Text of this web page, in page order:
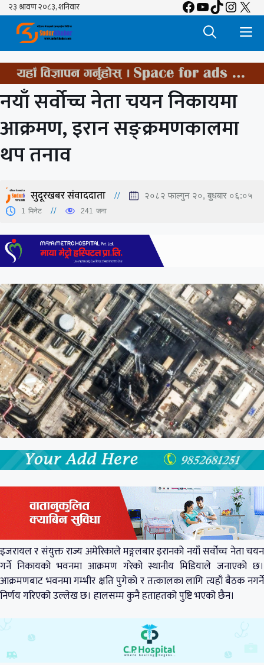
Skip
content
Facebook
YouTube
TikTok
X
नयाँ सर्वोच्च नेता चयन निकायमा
आक्रमण, इरान सङ्क्रमणकालमा
थप तनाव
सुदूरखबर संवाददाता २०८२ फाल्गुन २०, बुधबार ०६:०५
1 मिनेट 241 जना
इजरायल र संयुक्त राज्य अमेरिकाले मङ्गलबार इरानको नयाँ सर्वोच्च नेता चयन
गर्ने निकायको भवनमा आक्रमण गरेको स्थानीय मिडियाले जनाएको छ।
आक्रमणबाट भवनमा गम्भीर क्षति पुगेको र तत्कालका लागि त्यहाँ बैठक नगर्ने
निर्णय गरिएको उल्लेख छ। हालसम्म कुनै हताहतको पुष्टि भएको छैन।